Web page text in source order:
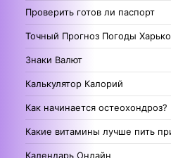
Проверить готов ли паспорт
Точный Прогноз Погоды
Знаки Валют
Калькулятор Калорий
Как начинается остеохондроз?
Какие витамины лучше пить
Календарь Онлайн